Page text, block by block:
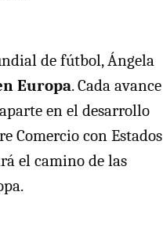
de fútbol, Ángela
Europa. Cada avance
en el desarrollo
Comercio con Estados
el camino de las